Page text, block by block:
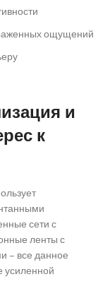
ощущений
и
к
сети с
ленты с
– все данное
усиленной